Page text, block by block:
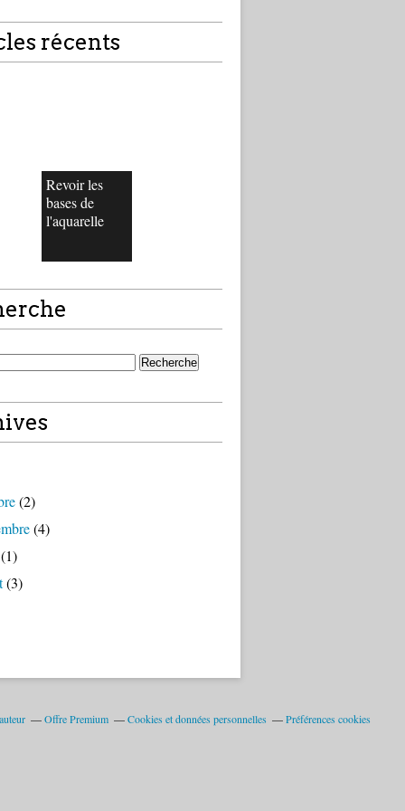
récents
Revoir les
bases de
l'aquarelle
(2)
(4)
(3)
Offre Premium Cookies et données personnelles Préférences cookies